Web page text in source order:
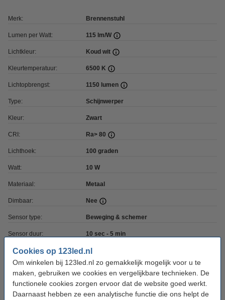
Cookies op 123led.nl
Om winkelen bij 123led.nl zo gemakkelijk mogelijk voor u te
maken, gebruiken we cookies en vergelijkbare technieken. De
functionele cookies zorgen ervoor dat de website goed werkt.
Daarnaast hebben ze een analytische functie die ons helpt de
Merk: Brennenstuhl
Lumen per Watt: 115 lm/W
Lichtkleur: Koud wit
Kleurtemperatuur: 6500 K
Lichtopbrengst: 1150 lumen
Type: Schijnwerper
Kleur: Zwart
CRI: Ra> 80
Lichthoek: 100 graden
Watt: 10 W
Materiaal: Metaal
Dimbaar: Nee
Sensor type: Beweging & schemer
Sensor duur: 10 sec - 5 min
Bereik sensor: max 10 meter
Detectiehoek: 180 °
Voltage: 220-240 V